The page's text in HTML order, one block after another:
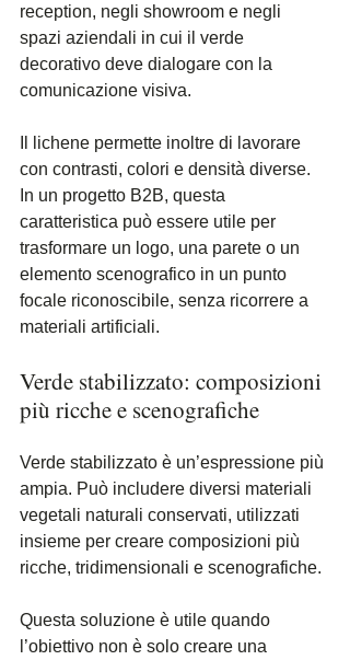
reception, negli showroom e negli
spazi aziendali in cui il verde
decorativo deve dialogare con la
comunicazione visiva.
Il lichene permette inoltre di lavorare
con contrasti, colori e densità diverse.
In un progetto B2B, questa
caratteristica può essere utile per
trasformare un logo, una parete o un
elemento scenografico in un punto
focale riconoscibile, senza ricorrere a
materiali artificiali.
Verde stabilizzato: composizioni
più ricche e scenografiche
Verde stabilizzato è un’espressione più
ampia. Può includere diversi materiali
vegetali naturali conservati, utilizzati
insieme per creare composizioni più
ricche, tridimensionali e scenografiche.
Questa soluzione è utile quando
l’obiettivo non è solo creare una